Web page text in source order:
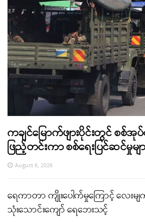
ကချင်မြောက်ဖျားပိုင်းတွင် စစ်
ဖြည့်တင်းကာ စစ်ရေးပြင်ဆင်မှုမ
August 6, 2026
ရေကာတာ ကျိုးပေါက်မှုကြောင့် လေးမ
သုံးသောင်းကျော် ရေဘေးသင့်